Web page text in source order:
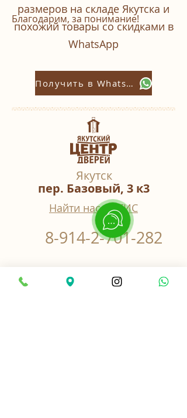
Благодарим, за понимание!
размеров на складе Якутска и
похожий товары со скидками в
WhatsАpp
Получить в Whatsapp
Якутск
пер. Базовый, 3 к3
Найти нас в 2ГИС
8-914-2-701-282